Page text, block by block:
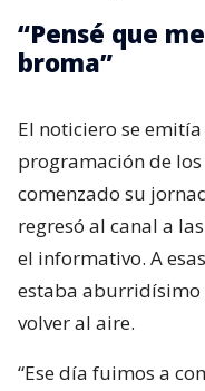
“Pensé que
broma”
El noticiero se
programación de
comenzado su
regresó al canal a
el informativo. A
estaba aburridísimo
volver al aire.
“Ese día fuimos a